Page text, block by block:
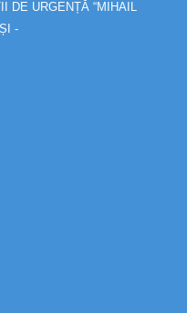
DE URGENȚĂ “MIHAIL
-